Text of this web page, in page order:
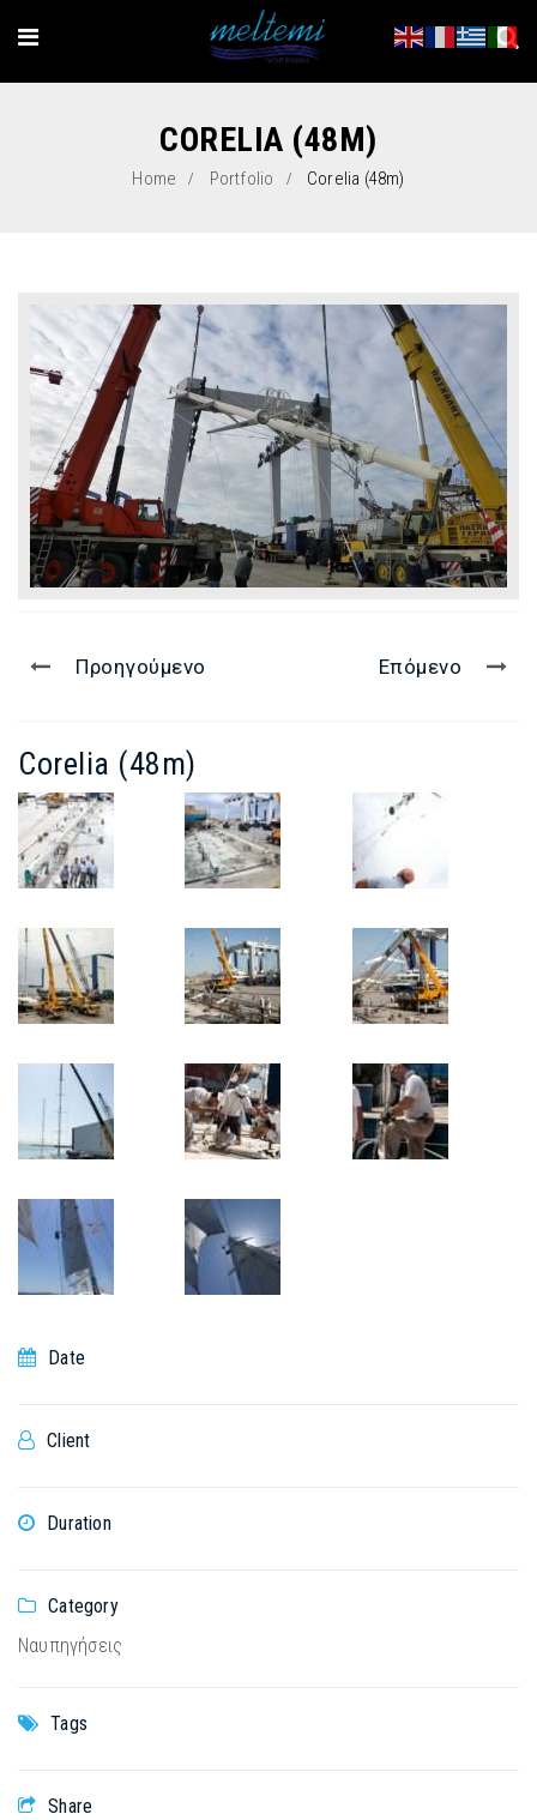
CORELIA (48M)
Home Portfolio Corelia (48m)
Προηγούμενο Επόμενο
Corelia (48m)
Date
Client
Duration
Category
Ναυπηγήσεις
Tags
Share